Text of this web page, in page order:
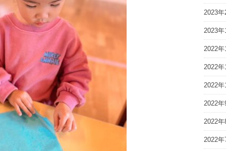
2023
2023
2022
2022
2022
2022
2022
2022